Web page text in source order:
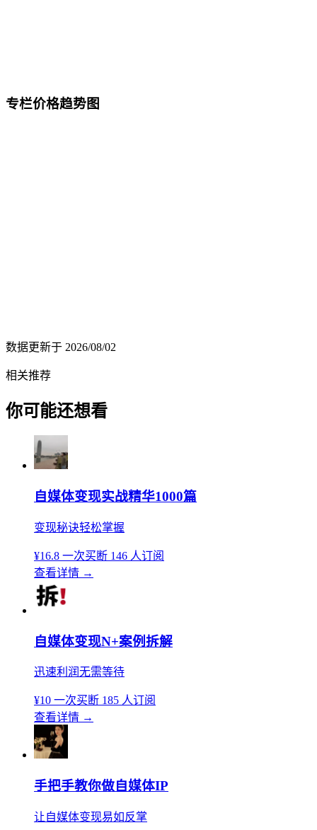
专栏价格趋势图
数据更新于 2026/08/02
相关推荐
你可能还想看
自媒体变现实战精华1000篇
变现秘诀轻松掌握
¥16.8 一次买断 146 人订阅
查看详情 →
自媒体变现N+案例拆解
迅速利润无需等待
¥10 一次买断 185 人订阅
查看详情 →
手把手教你做自媒体IP
让自媒体变现易如反掌